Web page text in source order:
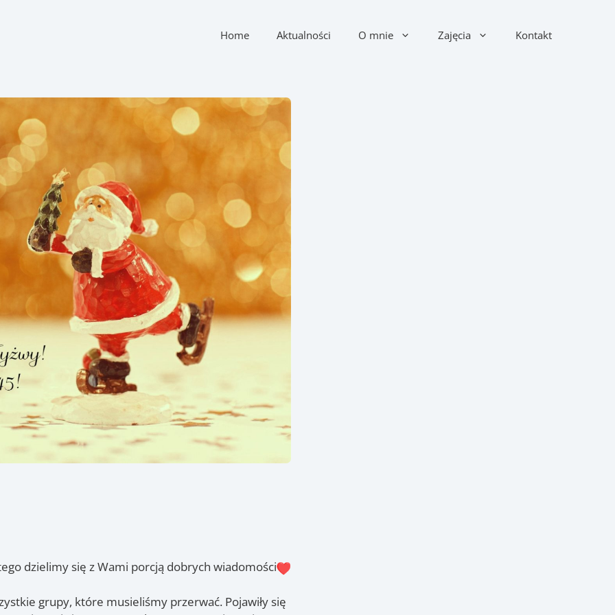
Home Aktualności O mnie Zajęcia Kontakt
dzielimy się z Wami porcją dobrych wiadomości
grupy, które musieliśmy przerwać. Pojawiły się